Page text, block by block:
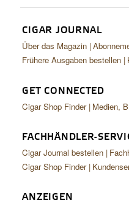
CIGAR JOURNAL
Über das Magazin
Frühere Ausgaben bestellen
GET CONNECTED
Cigar Shop Finder Medien,
FACHHÄNDLER-
Cigar Journal bestellen
Cigar Shop Finder
ANZEIGEN